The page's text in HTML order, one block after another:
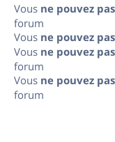
Vous ne pouvez pas
forum
Vous ne pouvez pas
Vous ne pouvez pas
forum
Vous ne pouvez pas
forum